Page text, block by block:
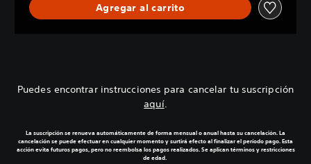
Agregar al carrito
Puedes encontrar instrucciones para cancelar tu suscripción
aquí.
La suscripción se renueva automáticamente de forma mensual o anual hasta su cancelación. La
cancelación se puede efectuar en cualquier momento y surtirá efecto al finalizar el período pago. Esta
acción evita futuros pagos, pero no reembolsa los pagos realizados. Se aplican términos y restricciones
de edad.